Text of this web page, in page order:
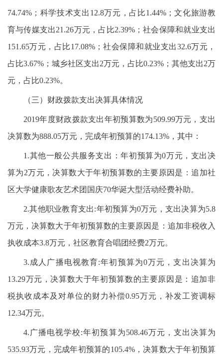
74.74%；科学技术支出12.8万元，占比1.44%；文化旅游教
育与传媒支出21.26万元，占比2.39%；社会保障和就业支出
151.65万元，占比17.08%；社会保障和就业支出32.6万元，
占比3.67%；城乡社区支出2万元，占比0.23%；其他支出2万
元，占比0.23%。
（三）财政拨款支出决算具体情况
2019年度财政拨款支出年初预算数为509.99万元，支出
决算数为888.05万元，完成年初预算的174.13%，其中：
1.其他一般公共服务支出：年初预算为0万元，支出决
算为2万元，决算数大于年初预算数的主要原因是：追加社
区大学健康歌友艺术团国庆70华诞大型活动经费补助。
2.其他职业教育支出:年初预算为0万元，支出决算为5.8
万元，决算数大于年初预算数的主要原因是：追加非税收入
执收成本3.8万元，社区教育合唱团经费2万元。
3.成人广播电视教育:年初预算为0万元，支出决算为
13.29万元，决算数大于年初预算数的主要原因是：追加非
税执收成本及对单位的财力补偿0.95万元，补发工资调标
12.34万元。
4.广播电视学校:年初预算为508.46万元，支出决算为
535.93万元，完成年初预算的105.4%，决算数大于年初预算